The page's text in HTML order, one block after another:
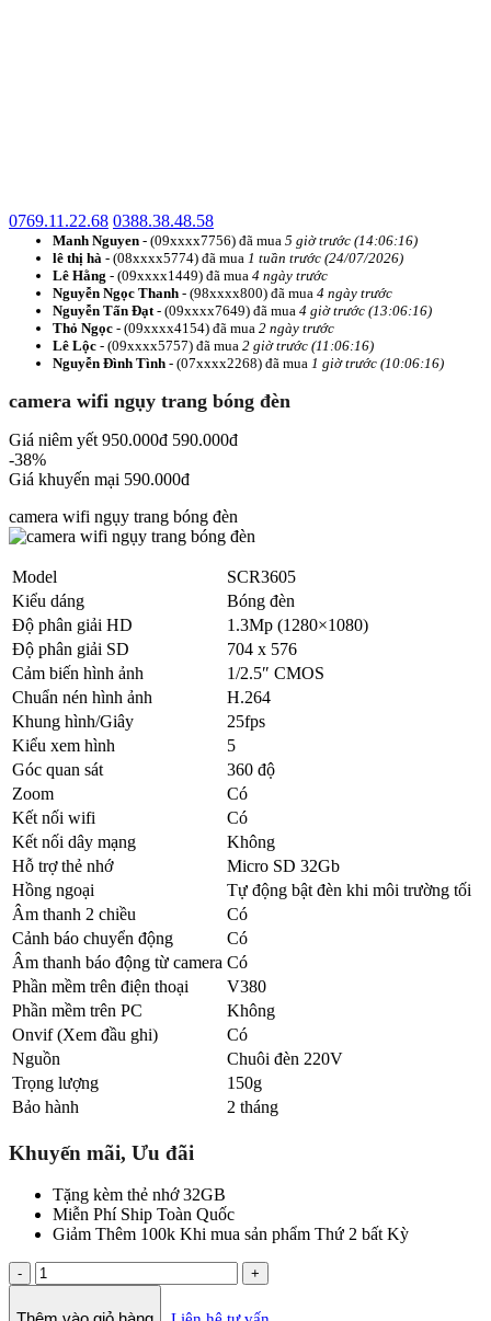
0769.11.22.68 0388.38.48.58
Manh Nguyen - (09xxxx7756) đã mua 5 giờ trước (14:06:16)
lê thị hà - (08xxxx5774) đã mua 1 tuần trước (24/07/2026)
Lê Hằng - (09xxxx1449) đã mua 4 ngày trước
Nguyễn Ngọc Thanh - (98xxxx800) đã mua 4 ngày trước
Nguyễn Tấn Đạt- (09xxxx7649) đã mua 4 giờ trước (13:06:16)
Thỏ Ngọc - (09xxxx4154) đã mua 2 ngày trước
Lê Lộc - (09xxxx5757) đã mua 2 giờ trước (11:06:16)
Nguyễn Đình Tình - (07xxxx2268) đã mua 1 giờ trước (10:06:16)
camera wifi ngụy trang bóng đèn
Giá niêm yết 950.000đ 590.000đ
-38%
Giá khuyến mại 590.000đ
camera wifi ngụy trang bóng đèn
Model
SCR3605
Kiểu dáng
Bóng đèn
Độ phân giải HD
1.3Mp (1280×1080)
Độ phân giải SD
704 x 576
Cảm biến hình ảnh
1/2.5″ CMOS
Chuẩn nén hình ảnh
H.264
Khung hình/Giây
25fps
Kiểu xem hình
5
Góc quan sát
360 độ
Zoom
Có
Kết nối wifi
Có
Kết nối dây mạng
Không
Hỗ trợ thẻ nhớ
Micro SD 32Gb
Hồng ngoại
Tự động bật đèn khi môi trường tối
Âm thanh 2 chiều
Có
Cảnh báo chuyển động
Có
Âm thanh báo động từ camera Có
Phần mềm trên điện thoại
V380
Phần mềm trên PC
Không
Onvif (Xem đầu ghi)
Có
Nguồn
Chuôi đèn 220V
Trọng lượng
150g
Bảo hành
2 tháng
Khuyến mãi, Ưu đãi
Tặng kèm thẻ nhớ 32GB
Miễn Phí Ship Toàn Quốc
Giảm Thêm 100k Khi mua sản phẩm Thứ 2 bất Kỳ
camera
wifi
ngụy